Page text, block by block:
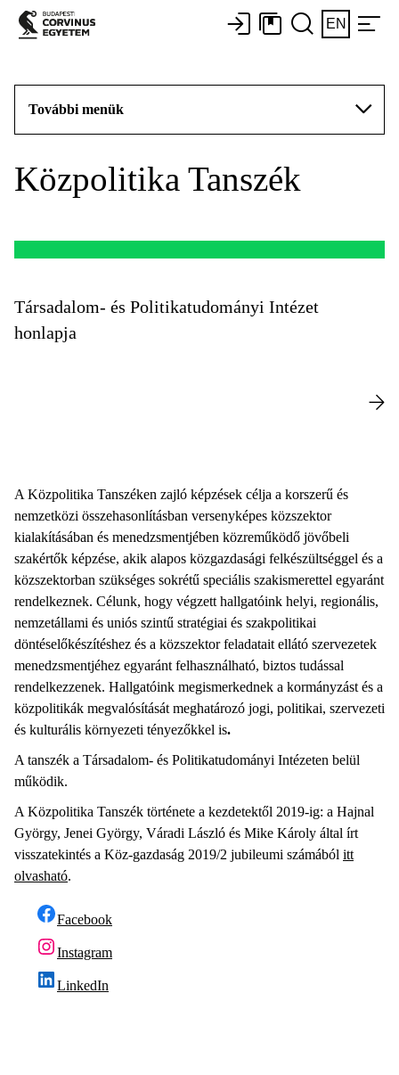
EN
További menük
Közpolitika Tanszék
Társadalom- és Politikatudományi Intézet
honlapja
A Közpolitika Tanszéken zajló képzések célja a korszerű és
nemzetközi összehasonlításban versenyképes közszektor
kialakításában és menedzsmentjében közreműködő jövőbeli
szakértők képzése, akik alapos közgazdasági felkészültséggel és a
közszektorban szükséges sokrétű speciális szakismerettel egyaránt
rendelkeznek. Célunk, hogy végzett hallgatóink helyi, regionális,
nemzetállami és uniós szintű stratégiai és szakpolitikai
döntéselőkészítéshez és a közszektor feladatait ellátó szervezetek
menedzsmentjéhez egyaránt felhasználható, biztos tudással
rendelkezzenek. Hallgatóink megismerkednek a kormányzást és a
közpolitikák megvalósítását meghatározó jogi, politikai, szervezeti
és kulturális környezeti tényezőkkel is.
A tanszék a Társadalom- és Politikatudományi Intézeten belül
működik.
A Közpolitika Tanszék története a kezdetektől 2019-ig: a Hajnal
György, Jenei György, Váradi László és Mike Károly által írt
visszatekintés a Köz-gazdaság 2019/2 jubileumi számából itt
olvasható.
Facebook
Instagram
LinkedIn